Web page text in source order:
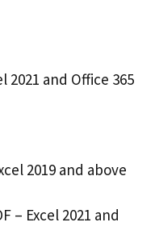
2021 and Office 365
2019 and above
– Excel 2021 and